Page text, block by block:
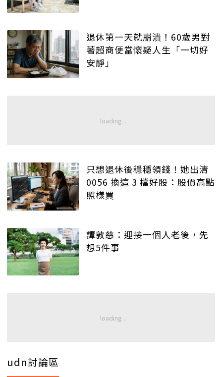
退休第一天就崩潰！60歲男對
著超商便當懷疑人生「一切好
安靜」
只想退休後穩穩領錢！她出清
0056 換這 3 檔好股：股價高點
照樣買
譚敦慈：迎接一個人老後，先
想5件事
udn討論區